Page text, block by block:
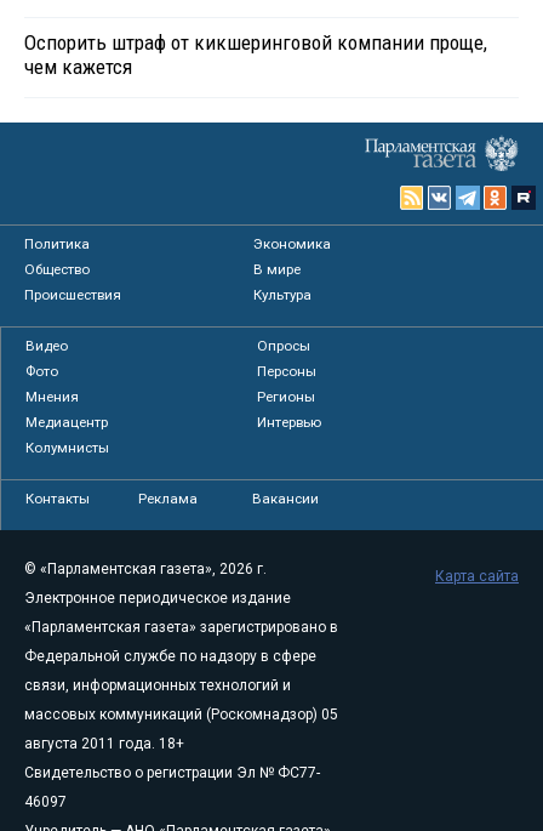
Оспорить штраф от кикшеринговой компании проще,
чем кажется
Политика
Экономика
Общество
В мире
Происшествия
Культура
Видео
Опросы
Фото
Персоны
Мнения
Регионы
Медиацентр
Интервью
Колумнисты
Контакты Реклама Вакансии
© «Парламентская газета», 2026 г.
Электронное периодическое издание
«Парламентская газета» зарегистрировано в
Федеральной службе по надзору в сфере
связи, информационных технологий и
массовых коммуникаций (Роскомнадзор) 05
августа 2011 года. 18+
Свидетельство о регистрации Эл № ФС77-
46097
Карта сайта